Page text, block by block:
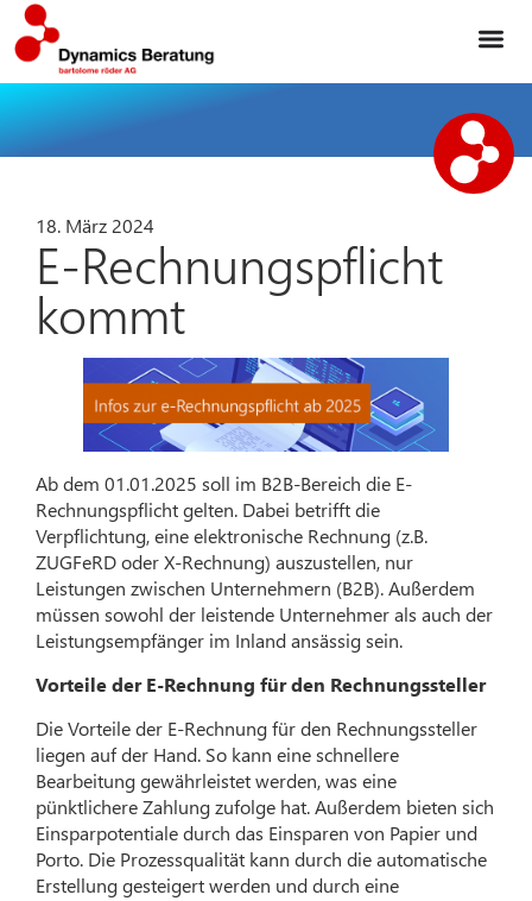
18. März 2024
E-Rechnungspflicht
kommt
Ab dem 01.01.2025 soll im B2B-Bereich die E-
Rechnungspflicht gelten. Dabei betrifft die
Verpflichtung, eine elektronische Rechnung (z.B.
ZUGFeRD oder X-Rechnung) auszustellen, nur
Leistungen zwischen Unternehmern (B2B). Außerdem
müssen sowohl der leistende Unternehmer als auch der
Leistungsempfänger im Inland ansässig sein.
Vorteile der E-Rechnung für den Rechnungssteller
Die Vorteile der E-Rechnung für den Rechnungssteller
liegen auf der Hand. So kann eine schnellere
Bearbeitung gewährleistet werden, was eine
pünktlichere Zahlung zufolge hat. Außerdem bieten sich
Einsparpotentiale durch das Einsparen von Papier und
Porto. Die Prozessqualität kann durch die automatische
Erstellung gesteigert werden und durch eine